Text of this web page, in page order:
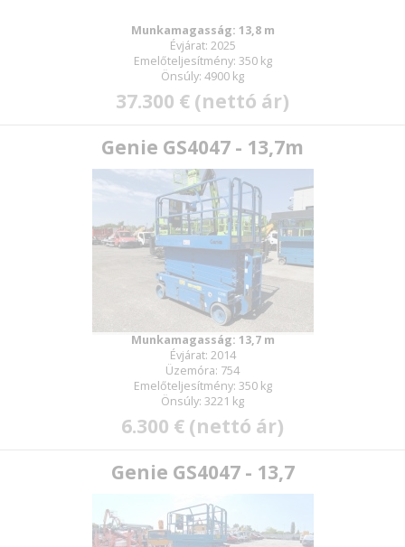
Munkamagasság: 13,8 m
Évjárat: 2025
Emelőteljesítmény: 350 kg
Önsúly: 4900 kg
37.300 € (nettó ár)
Genie GS4047 - 13,7m
Munkamagasság: 13,7 m
Évjárat: 2014
Üzemóra: 754
Emelőteljesítmény: 350 kg
Önsúly: 3221 kg
6.300 € (nettó ár)
Genie GS4047 - 13,7